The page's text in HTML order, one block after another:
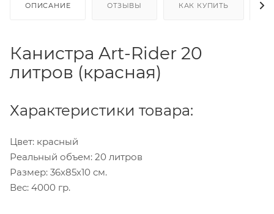
ОПИСАНИЕ ОТЗЫВЫ КАК КУПИТЬ
Канистра Art-Rider 20
литров (красная)
Характеристики товара:
Цвет: красный
Реальный объем: 20 литров
Размер: 36х85х10 см.
Вес: 4000 гр.